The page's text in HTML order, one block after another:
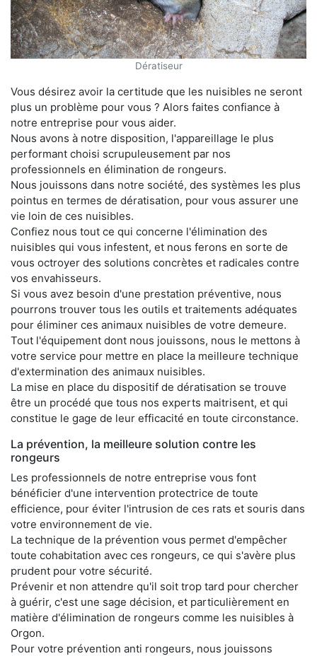
Dératiseur
Vous désirez avoir la certitude que les nuisibles ne seront
plus un problème pour vous ? Alors faites confiance à
notre entreprise pour vous aider.
Nous avons à notre disposition, l'appareillage le plus
performant choisi scrupuleusement par nos
professionnels en élimination de rongeurs.
Nous jouissons dans notre société, des systèmes les plus
pointus en termes de dératisation, pour vous assurer une
vie loin de ces nuisibles.
Confiez nous tout ce qui concerne l'élimination des
nuisibles qui vous infestent, et nous ferons en sorte de
vous octroyer des solutions concrètes et radicales contre
vos envahisseurs.
Si vous avez besoin d'une prestation préventive, nous
pourrons trouver tous les outils et traitements adéquates
pour éliminer ces animaux nuisibles de votre demeure.
Tout l'équipement dont nous jouissons, nous le mettons à
votre service pour mettre en place la meilleure technique
d'extermination des animaux nuisibles.
La mise en place du dispositif de dératisation se trouve
être un procédé que tous nos experts maitrisent, et qui
constitue le gage de leur efficacité en toute circonstance.
La prévention, la meilleure solution contre les
rongeurs
Les professionnels de notre entreprise vous font
bénéficier d'une intervention protectrice de toute
efficience, pour éviter l'intrusion de ces rats et souris dans
votre environnement de vie.
La technique de la prévention vous permet d'empêcher
toute cohabitation avec ces rongeurs, ce qui s'avère plus
prudent pour votre sécurité.
Prévenir et non attendre qu'il soit trop tard pour chercher
à guérir, c'est une sage décision, et particulièrement en
matière d'élimination de rongeurs comme les nuisibles à
Orgon.
Pour votre prévention anti rongeurs, nous jouissons